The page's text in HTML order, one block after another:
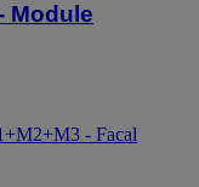
Module
- Facal